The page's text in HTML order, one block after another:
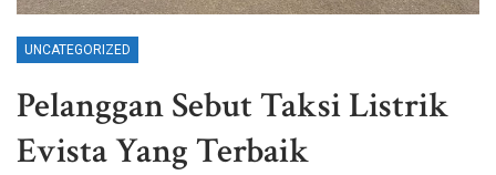
UNCATEGORIZED
Pelanggan Sebut Taksi Listrik
Evista Yang Terbaik